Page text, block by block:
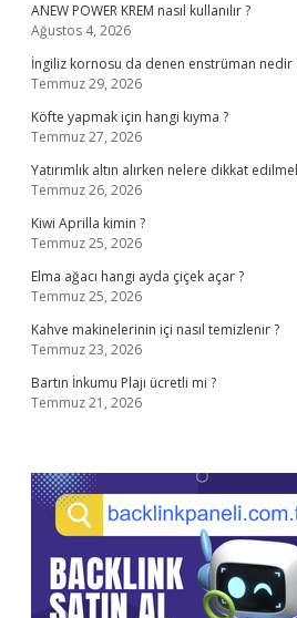
ANEW POWER KREM nasıl kullanılır ?
Ağustos 4, 2026
İngiliz kornosu da denen enstrüman nedir
Temmuz 29, 2026
Köfte yapmak için hangi kıyma ?
Temmuz 27, 2026
Yatırımlık altın alırken nelere dikkat
Temmuz 26, 2026
Kiwi Aprilla kimin ?
Temmuz 25, 2026
Elma ağacı hangi ayda çiçek açar ?
Temmuz 25, 2026
Kahve makinelerinin içi nasıl temizlenir ?
Temmuz 23, 2026
Bartın İnkumu Plajı ücretli mi ?
Temmuz 21, 2026